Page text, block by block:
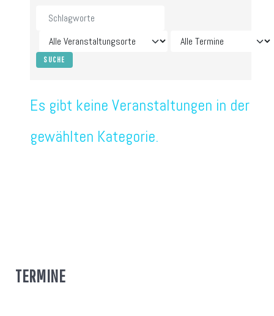
Es gibt keine Veranstaltungen in der
gewählten Kategorie.
TERMINE